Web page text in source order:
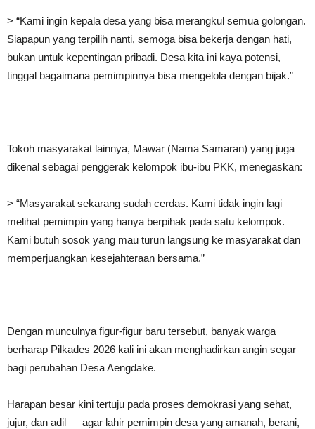
> “Kami ingin kepala desa yang bisa merangkul semua golongan.
Siapapun yang terpilih nanti, semoga bisa bekerja dengan hati,
bukan untuk kepentingan pribadi. Desa kita ini kaya potensi,
tinggal bagaimana pemimpinnya bisa mengelola dengan bijak.”
Tokoh masyarakat lainnya, Mawar (Nama Samaran) yang juga
dikenal sebagai penggerak kelompok ibu-ibu PKK, menegaskan:
> “Masyarakat sekarang sudah cerdas. Kami tidak ingin lagi
melihat pemimpin yang hanya berpihak pada satu kelompok.
Kami butuh sosok yang mau turun langsung ke masyarakat dan
memperjuangkan kesejahteraan bersama.”
Dengan munculnya figur-figur baru tersebut, banyak warga
berharap Pilkades 2026 kali ini akan menghadirkan angin segar
bagi perubahan Desa Aengdake.
Harapan besar kini tertuju pada proses demokrasi yang sehat,
jujur, dan adil — agar lahir pemimpin desa yang amanah, berani,